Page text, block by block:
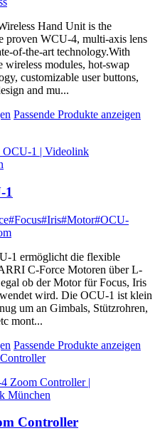
Hand Unit is the
proven WCU-4, multi-axis lens
of-the-art technology.With
wireless modules, hot-swap
customizable user buttons,
and mu...
Passende Produkte anzeigen
1
#Focus#Iris#Motor#OCU-
1 ermöglicht die flexible
C-Force Motoren über L-
ob der Motor für Focus, Iris
wird. Die OCU-1 ist klein
um an Gimbals, Stützrohren,
mont...
Passende Produkte anzeigen
Controller